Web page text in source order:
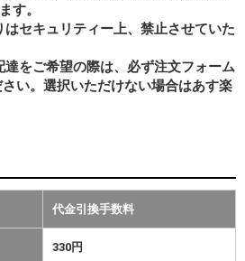
す。
セキュリティー上、禁止させていた
をご希望の際は、必ず注文フォーム
い。選択いただけない場合はあす楽
代金引換手数料
330円